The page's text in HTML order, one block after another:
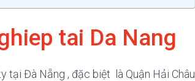
tai Da Nang
tại Đà Nẵng , đặc biệt là Quận Hải Châu